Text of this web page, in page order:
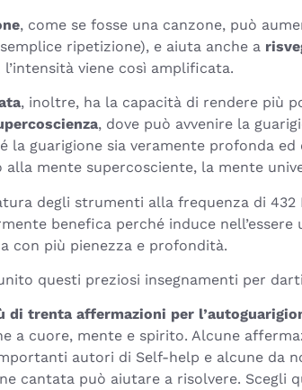
, come se fosse una canzone, può
ripetizione), e aiuta anche a
viene così amplificata.
, inoltre, ha la capacità di rendere più
, dove può avvenire la
la guarigione sia veramente profonda
alla mente supercosciente, la mente
degli strumenti alla frequenza di
benefica perché induce
con più pienezza e profondità.
questi preziosi insegnamenti per darti
di trenta affermazioni per
a cuore, mente e spirito. Alcune
autori di Self-help e alcune da
cantata può aiutare a risolvere.